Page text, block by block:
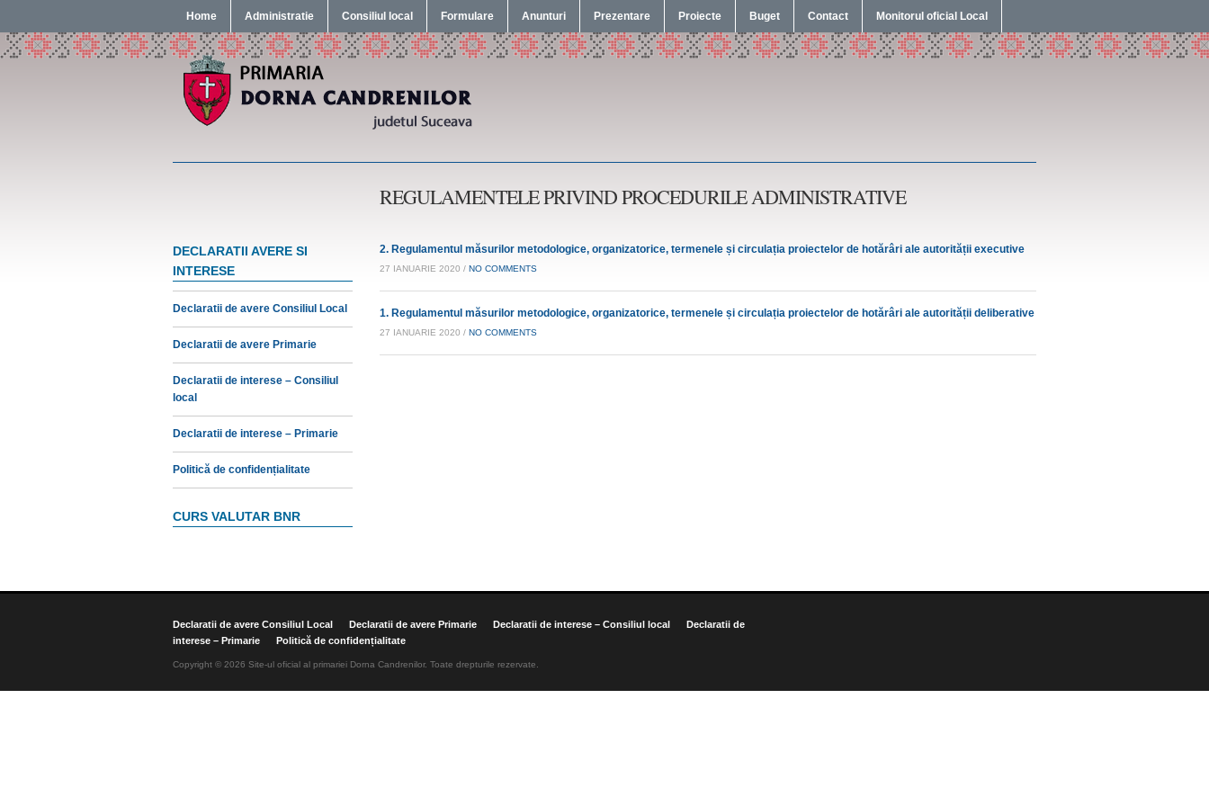
Home Administratie Consiliul local Formulare Anunturi Prezentare Proiecte Buget Contact Monitorul oficial Local
REGULAMENTELE PRIVIND PROCEDURILE ADMINISTRATIVE
DECLARATII AVERE SI
INTERESE
Declaratii de avere Consiliul Local
Declaratii de avere Primarie
Declaratii de interese – Consiliul
local
Declaratii de interese – Primarie
Politică de confidențialitate
CURS VALUTAR BNR
2. Regulamentul măsurilor metodologice, organizatorice, termenele și circulația proiectelor de hotărâri ale autorității executive
27 IANUARIE 2020 / NO COMMENTS
1. Regulamentul măsurilor metodologice, organizatorice, termenele și circulația proiectelor de hotărâri ale autorității deliberative
27 IANUARIE 2020 / NO COMMENTS
Declaratii de avere Consiliul Local Declaratii de avere Primarie Declaratii de interese – Consiliul local
Declaratii de
interese – Primarie
Politică de confidențialitate
Copyright © 2026 Site-ul oficial al primariei Dorna Candrenilor. Toate drepturile rezervate.